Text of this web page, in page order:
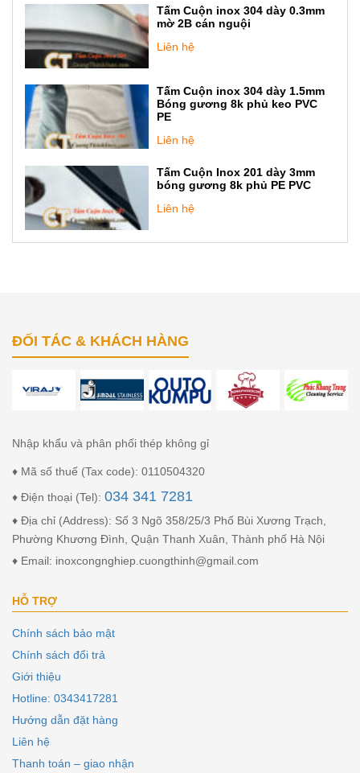
Tấm Cuộn inox 304 dày 0.3mm
mờ 2B cán nguội
Liên hệ
Tấm Cuộn inox 304 dày 1.5mm
Bóng gương 8k phủ keo PVC
PE
Liên hệ
Tấm Cuộn Inox 201 dày 3mm
bóng gương 8k phủ PE PVC
Liên hệ
ĐỐI TÁC & KHÁCH HÀNG
Nhập khẩu và phân phối thép không gỉ
♦ Mã số thuế (Tax code): 0110504320
♦ Điện thoại (Tel): 034 341 7281
♦ Địa chỉ (Address): Số 3 Ngõ 358/25/3 Phố Bùi Xương Trạch,
Phường Khương Đình, Quận Thanh Xuân, Thành phố Hà Nội
♦ Email: inoxcongnghiep.cuongthinh@gmail.com
HỖ TRỢ
Chính sách bảo mật
Chính sách đổi trả
Giới thiệu
Hotline: 0343417281
Hướng dẫn đặt hàng
Liên hệ
Thanh toán – giao nhận